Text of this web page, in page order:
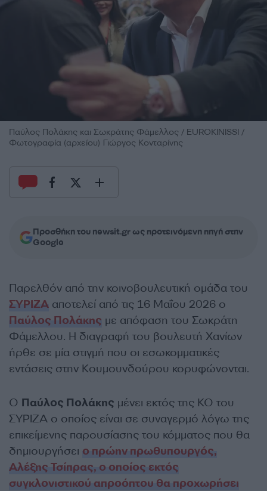
Παύλος Πολάκης και Σωκράτης Φάμελλος / EUROKINISSI /
Φωτογραφία (αρχείου) Γιώργος Κονταρίνης
Προσθήκη του newsit.gr ως προτεινόμενη πηγή στην
Google
Παρελθόν από την κοινοβουλευτική ομάδα του
ΣΥΡΙΖΑ αποτελεί από τις 16 Μαΐου 2026 ο
Παύλος Πολάκης με απόφαση του Σωκράτη
Φάμελλου. Η διαγραφή του βουλευτή Χανίων
ήρθε σε μία στιγμή που οι εσωκομματικές
εντάσεις στην Κουμουνδούρου κορυφώνονται.
Ο Παύλος Πολάκης μένει εκτός της ΚΟ του
ΣΥΡΙΖΑ ο οποίος είναι σε συναγερμό λόγω της
επικείμενης παρουσίασης του κόμματος που θα
δημιουργήσει ο πρώην πρωθυπουργός,
Αλέξης Τσίπρας, ο οποίος εκτός
συγκλονιστικού απροόπτου θα προχωρήσει